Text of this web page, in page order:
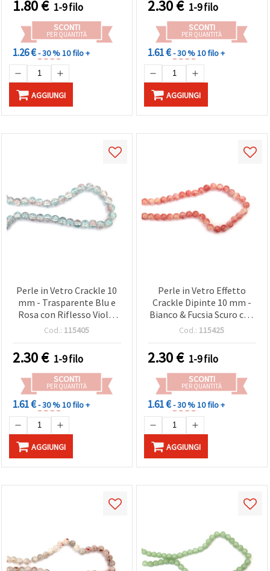
Luminosi
1.80€ 1-9 filo
SCONTI
PER QUANTITÀ
1.26 €- 30 %10 filo +
AGGIUNGI
2.30€ 1-9 filo
SCONTI
PER QUANTITÀ
1.61 €- 30 %10 filo +
AGGIUNGI
Perle in Vetro Crackle 10
mm - Trasparente Blu e
Rosa con Riflesso Viola,
Rivestimento AB, Foro 1
Brillanti e Creazioni Craft
Colorat
Cod.: 115405
2.30€ 1-9 filo
SCONTI
PER QUANTITÀ
1.61 €- 30 %10 filo +
AGGIUNGI
Perle in Vetro Effetto
Crackle Dipinte 10 mm -
Bianco & Fucsia Scuro con
Accento Color Oro, Foro 1
- Ideali, Gioielli, e
Creazioni Artigianali
Cod.: 115425
2.30€ 1-9 filo
SCONTI
PER QUANTITÀ
1.61 €- 30 %10 filo +
AGGIUNGI